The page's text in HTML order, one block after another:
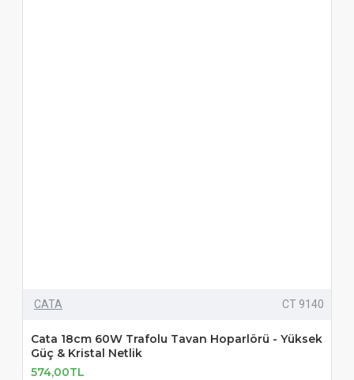
CATA CT 9140
Cata 18cm 60W Trafolu Tavan Hoparlörü - Yüksek
Güç & Kristal Netlik
574,00TL